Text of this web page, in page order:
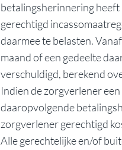
betalingsherinnering
gerechtigd
daarmee te belasten.
maand of een gedeelte
verschuldigd, berekend
Indien de zorgverlener
daaropvolgende
zorgverlener gerechtigd
Alle gerechtelijke en/of